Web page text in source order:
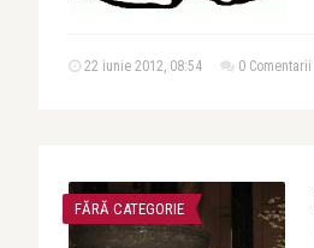
22 iunie 2012, 08:54 0 Comentarii
FĂRĂ CATEGORIE